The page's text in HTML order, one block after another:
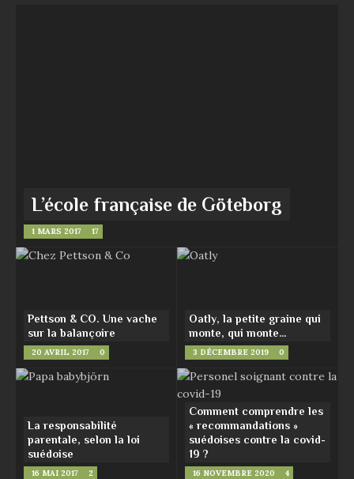
L’école française de Göteborg
1 MARS 2017 17
Pettson & CO. Une vache
sur la balançoire
20 AVRIL 2017 0
Oatly, la petite graine qui
monte, qui monte…
3 DÉCEMBRE 2019 0
La responsabilité
parentale, selon la loi
suédoise
16 MAI 2017 2
Comment comprendre les
« recommandations »
suédoises contre la covid-
19 ?
16 NOVEMBRE 2020 4